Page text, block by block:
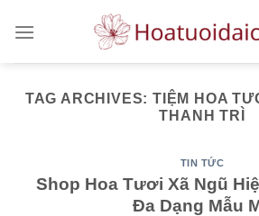
TAG ARCHIVES:TIỆM HOA
THANH TRÌ
TIN TỨC
Shop Hoa Tươi Xã Ngũ
Đa Dạng Mẫu